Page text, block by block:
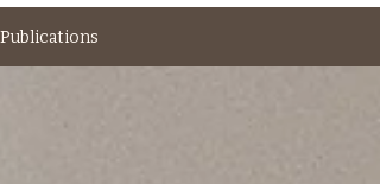
Publications